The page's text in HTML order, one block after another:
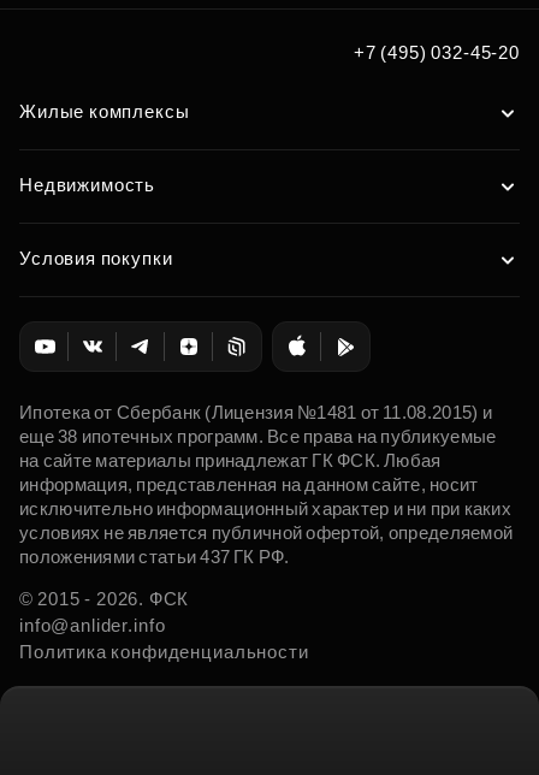
+7 (495) 032-45-20
Жилые комплексы
Недвижимость
Условия покупки
Ипотека от Сбербанк (Лицензия №1481 от 11.08.2015) и
еще 38 ипотечных программ. Все права на публикуемые
на сайте материалы принадлежат ГК ФСК. Любая
информация, представленная на данном сайте, носит
исключительно информационный характер и ни при каких
условиях не является публичной офертой, определяемой
положениями статьи 437 ГК РФ.
© 2015 - 2026. ФСК
info@anlider.info
Политика конфиденциальности